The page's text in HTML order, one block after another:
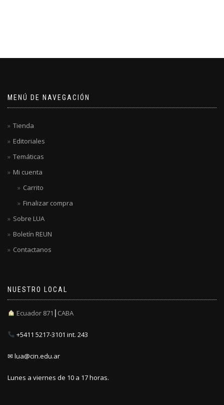
MENÚ DE NAVEGACIÓN
Tienda
Editoriales
Temáticas
Mi cuenta
Carrito
Finalizar compra
Sobre LUA
Boletín REUN
Contactanos
NUESTRO LOCAL
Ecuador 871┃CABA
+5411 5217-3101 int. 243
✉ lua@cin.edu.ar
Lunes a viernes de 10 a 17 horas.